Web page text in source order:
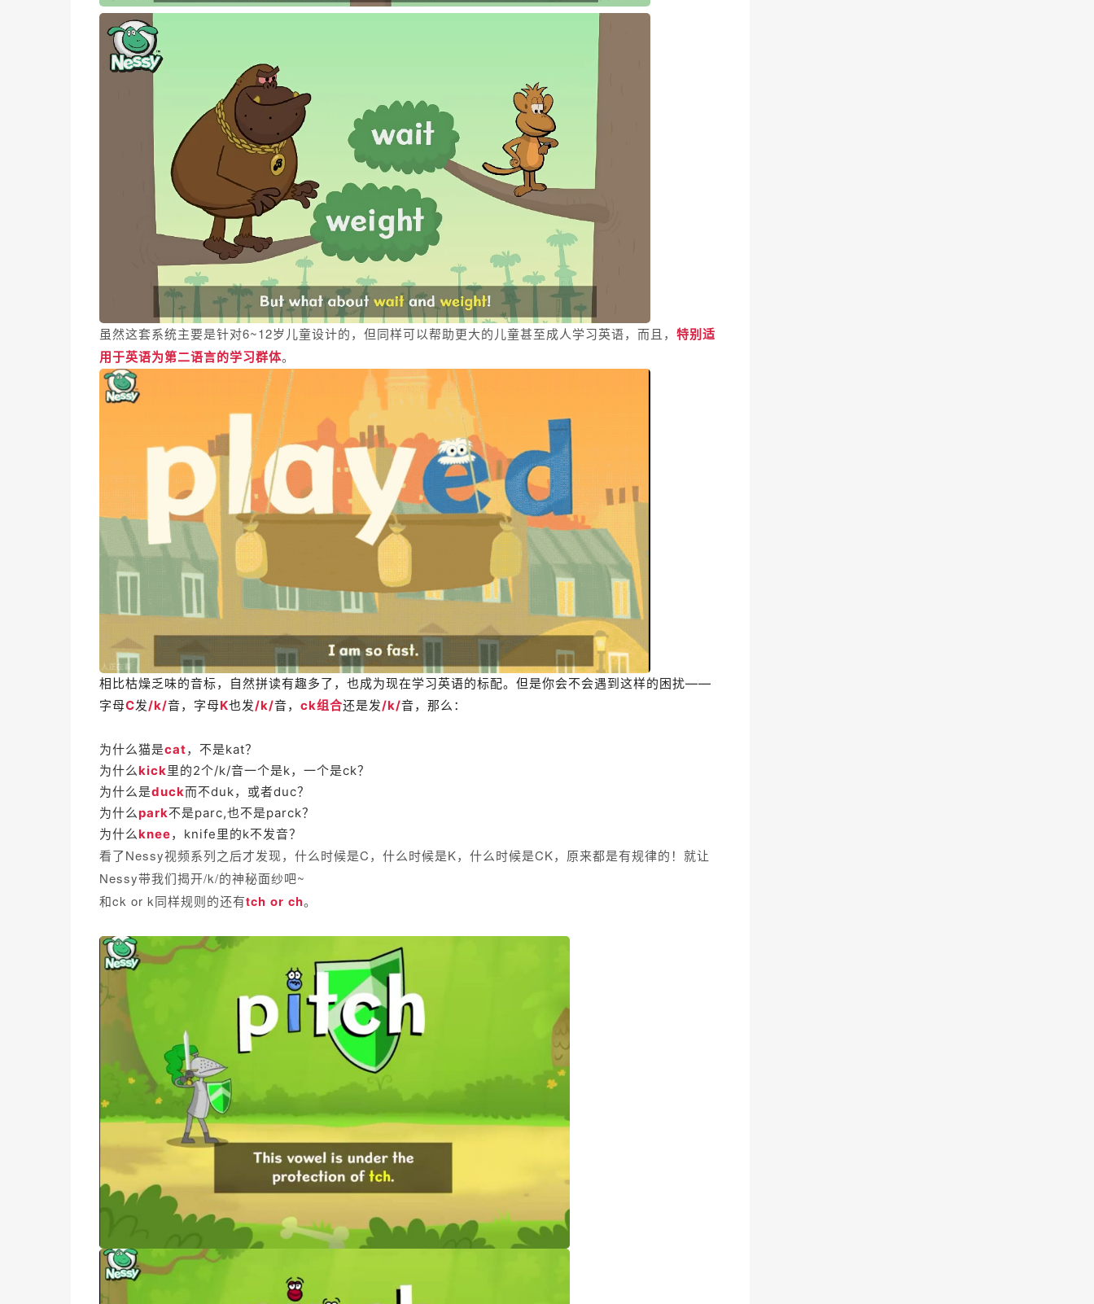
虽然这套系统主要是针对6~12岁儿童设计的，但同样可以帮助更大的儿童甚至成人学习英语，而且， 特别适
用于英语为第二语言的学习群体。
相比枯燥乏味的音标，自然拼读有趣多了，也成为现在学习英语的标配。但是你会不会遇到这样的困扰——
字母C发/k/音，字母K也发/k/音， ck组合还是发/k/音，那么：
为什么猫是cat，不是kat？
为什么kick里的2个/k/音一个是k，一个是ck？
为什么是duck而不duk，或者duc？
为什么park不是parc,也不是parck？
为什么knee，knife里的k不发音？
看了Nessy视频系列之后才发现，什么时候是C，什么时候是K，什么时候是CK，原来都是有规律的！就让
Nessy带我们揭开/k/的神秘面纱吧~
和ck or k同样规则的还有tch or ch。